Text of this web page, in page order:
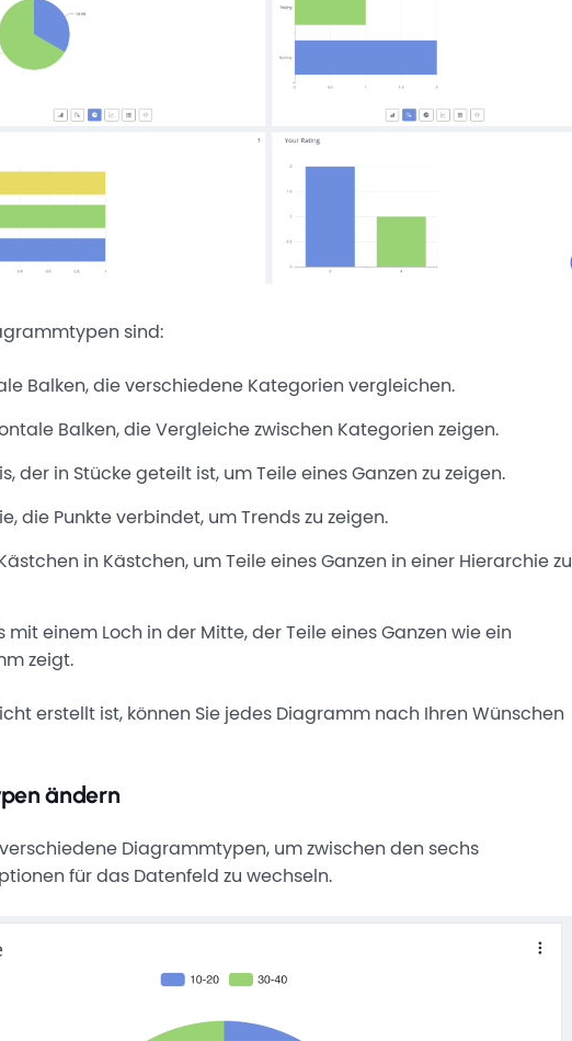
sind:
Balken, die verschiedene Kategorien vergleichen.
Balken, die Vergleiche zwischen Kategorien zeigen.
der in Stücke geteilt ist, um Teile eines Ganzen zu zeigen.
die Punkte verbindet, um Trends zu zeigen.
in Kästchen, um Teile eines Ganzen in einer Hierarchie zu
mit einem Loch in der Mitte, der Teile eines Ganzen wie ein
zeigt.
erstellt ist, können Sie jedes Diagramm nach Ihren Wünschen
ändern
Diagrammtypen, um zwischen den sechs
für das Datenfeld zu wechseln.